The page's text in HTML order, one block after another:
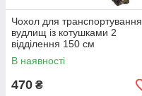
Чохол для транспортування
вудлищ із котушками 2
відділення 150 см
В наявності
470 ₴